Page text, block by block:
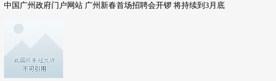
中国广州政府门户网站 广州新春首场招聘会开锣 将持续到3月底